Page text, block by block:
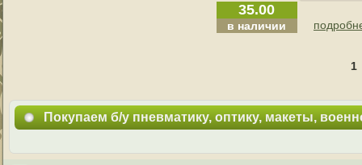
35.00
в наличии
1
Покупаем б/у пневматику, оптику, макеты,